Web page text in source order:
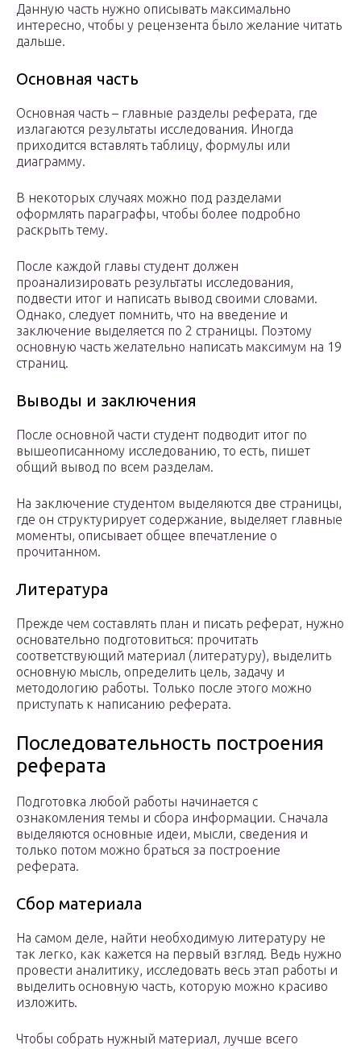
Данную часть нужно описывать максимально
интересно, чтобы у рецензента было желание читать
дальше.
Основная часть
Основная часть – главные разделы реферата, где
излагаются результаты исследования. Иногда
приходится вставлять таблицу, формулы или
диаграмму.
В некоторых случаях можно под разделами
оформлять параграфы, чтобы более подробно
раскрыть тему.
После каждой главы студент должен
проанализировать результаты исследования,
подвести итог и написать вывод своими словами.
Однако, следует помнить, что на введение и
заключение выделяется по 2 страницы. Поэтому
основную часть желательно написать максимум на 19
страниц.
Выводы и заключения
После основной части студент подводит итог по
вышеописанному исследованию, то есть, пишет
общий вывод по всем разделам.
На заключение студентом выделяются две страницы,
где он структурирует содержание, выделяет главные
моменты, описывает общее впечатление о
прочитанном.
Литература
Прежде чем составлять план и писать реферат, нужно
основательно подготовиться: прочитать
соответствующий материал (литературу), выделить
основную мысль, определить цель, задачу и
методологию работы. Только после этого можно
приступать к написанию реферата.
Последовательность построения
реферата
Подготовка любой работы начинается с
ознакомления темы и сбора информации. Сначала
выделяются основные идеи, мысли, сведения и
только потом можно браться за построение
реферата.
Сбор материала
На самом деле, найти необходимую литературу не
так легко, как кажется на первый взгляд. Ведь нужно
провести аналитику, исследовать весь этап работы и
выделить основную часть, которую можно красиво
изложить.
Чтобы собрать нужный материал, лучше всего